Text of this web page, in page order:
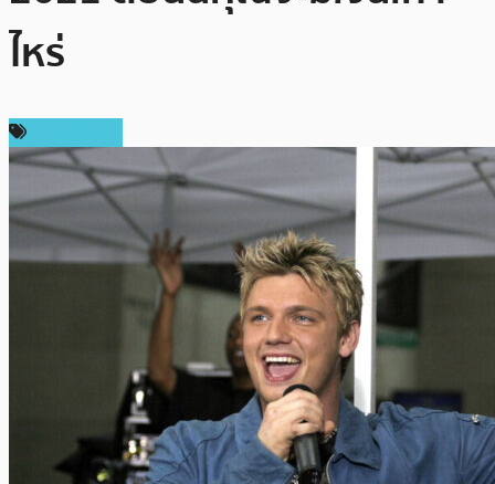
ไหร่